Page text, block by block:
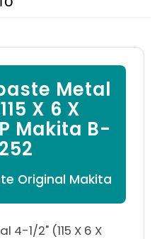
Metal
X 6 X
Makita B-
Original Makita
4-1/2" (115 X 6 X